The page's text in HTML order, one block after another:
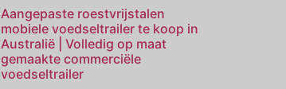
Aangepaste roestvrijstalen
mobiele voedseltrailer te koop in
Australië | Volledig op maat
gemaakte commerciële
voedseltrailer